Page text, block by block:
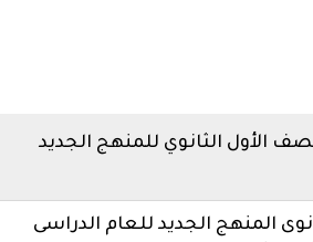
الأول الثانوي للمنهج الجديد
المنهج الجديد للعام الدراسى